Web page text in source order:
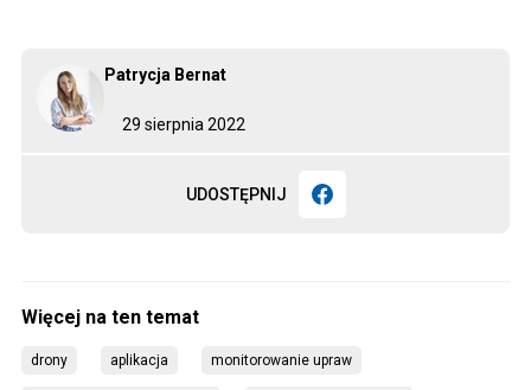
29 sierpnia 2022
Patrycja Bernat
UDOSTĘPNIJ
drony aplikacja monitorowanie upraw